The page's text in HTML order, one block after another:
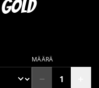
MÄÄRÄ